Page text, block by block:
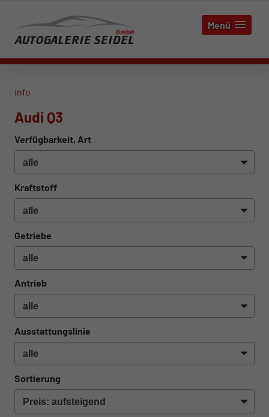
Menü
info
Audi Q3
Verfügbarkeit, Art
Kraftstoff
Getriebe
Antrieb
Ausstattungslinie
Sortierung